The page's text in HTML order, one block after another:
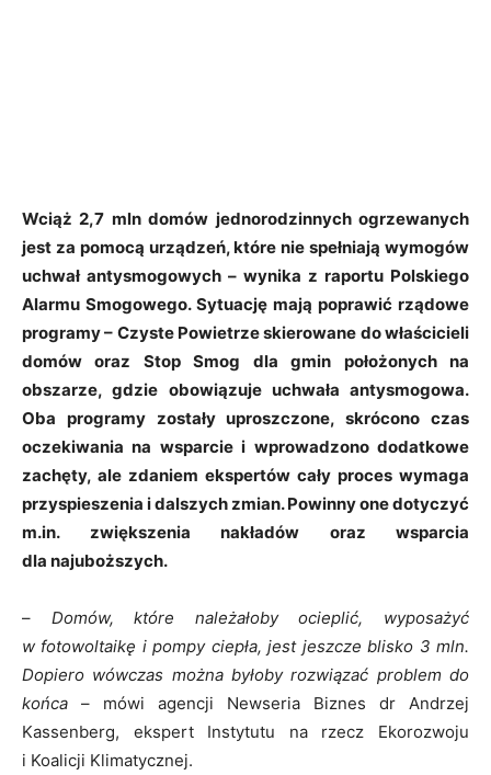
Wciąż 2,7 mln domów jednorodzinnych ogrzewanych
jest za pomocą urządzeń, które nie spełniają wymogów
uchwał antysmogowych – wynika z raportu Polskiego
Alarmu Smogowego. Sytuację mają poprawić rządowe
programy – Czyste Powietrze skierowane do właścicieli
domów oraz Stop Smog dla gmin położonych na
obszarze, gdzie obowiązuje uchwała antysmogowa.
Oba programy zostały uproszczone, skrócono czas
oczekiwania na wsparcie i wprowadzono dodatkowe
zachęty, ale zdaniem ekspertów cały proces wymaga
przyspieszenia i dalszych zmian. Powinny one dotyczyć
m.in. zwiększenia nakładów oraz wsparcia
dla najuboższych.
– Domów, które należałoby ocieplić, wyposażyć
w fotowoltaikę i pompy ciepła, jest jeszcze blisko 3 mln.
Dopiero wówczas można byłoby rozwiązać problem do
końca – mówi agencji Newseria Biznes dr Andrzej
Kassenberg, ekspert Instytutu na rzecz Ekorozwoju
i Koalicji Klimatycznej.